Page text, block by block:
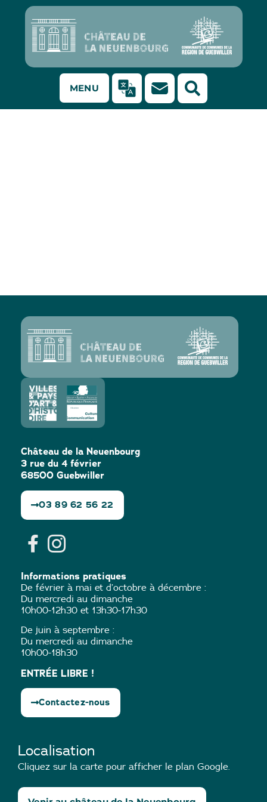
MENU
Château de la Neuenbourg
3 rue du 4 février
68500 Guebwiller
03 89 62 56 22
Informations pratiques
De février à mai et d’octobre à décembre :
Du mercredi au dimanche
10h00-12h30 et 13h30-17h30
De juin à septembre :
Du mercredi au dimanche
10h00-18h30
ENTRÉE LIBRE !
Contactez-nous
Localisation
Cliquez sur la carte pour afficher le plan Google.